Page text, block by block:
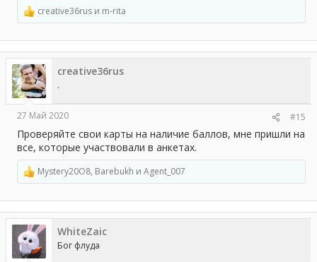
Р
е
а
к
ц
и
и
:
creative36rus и m-rita
creative36rus
.
27 Май 2020 #15
Проверяйте свои карты на наличие баллов, мне пришли на
все, которые участвовали в анкетах.
Р
е
а
к
ц
и
и
:
Mystery20O8, Barebukh и Agent_007
WhiteZaic
Бог флуда